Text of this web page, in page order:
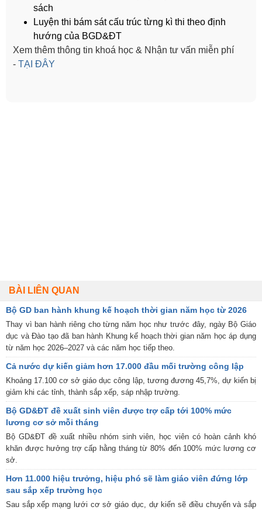
sách
Luyện thi bám sát cấu trúc từng kì thi theo định
hướng của BGD&ĐT
Xem thêm thông tin khoá học & Nhận tư vấn miễn phí
- TẠI ĐÂY
BÀI LIÊN QUAN
Bộ GD ban hành khung kế hoạch thời gian năm học từ 2026
Thay vì ban hành riêng cho từng năm học như trước đây, ngày Bộ Giáo
dục và Đào tạo đã ban hành Khung kế hoạch thời gian năm học áp dụng
từ năm học 2026–2027 và các năm học tiếp theo.
Cả nước dự kiến giảm hơn 17.000 đầu mối trường công lập
Khoảng 17.100 cơ sở giáo dục công lập, tương đương 45,7%, dự kiến bị
giảm khi các tỉnh, thành sắp xếp, sáp nhập trường.
Bộ GD&ĐT đề xuất sinh viên được trợ cấp tới 100% mức
lương cơ sở mỗi tháng
Bộ GD&ĐT đề xuất nhiều nhóm sinh viên, học viên có hoàn cảnh khó
khăn được hưởng trợ cấp hằng tháng từ 80% đến 100% mức lương cơ
sở.
Hơn 11.000 hiệu trưởng, hiệu phó sẽ làm giáo viên đứng lớp
sau sắp xếp trường học
Sau sắp xếp mạng lưới cơ sở giáo dục, dự kiến sẽ điều chuyển và sắp